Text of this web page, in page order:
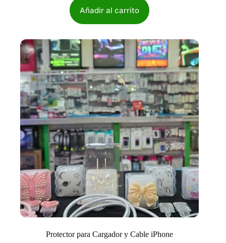
Añadir al carrito
Protector para Cargador y Cable iPhone